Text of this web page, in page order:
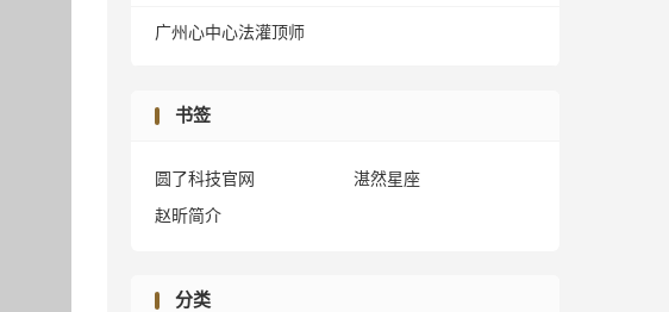
广州心中心法灌顶师
书签
圆了科技官网
湛然星座
赵昕简介
分类